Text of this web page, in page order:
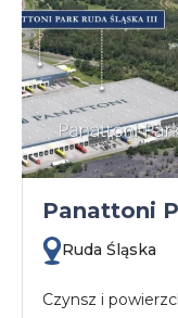
Panattoni
Ruda Śląska
Czynsz i